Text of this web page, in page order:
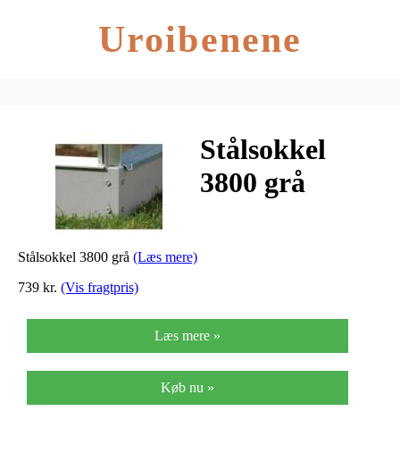
Uroibenene
Stålsokkel
3800 grå
Stålsokkel 3800 grå (Læs mere)
739 kr. (Vis fragtpris)
Læs mere »
Køb nu »